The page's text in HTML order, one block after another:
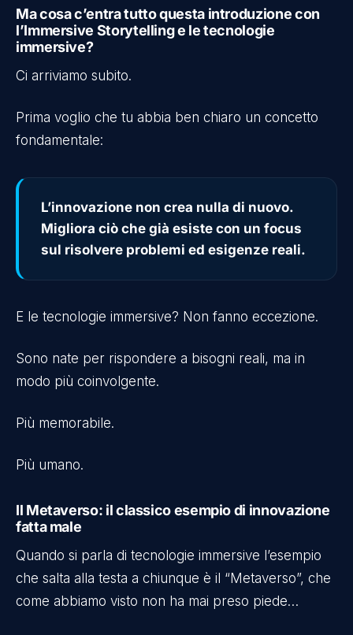
Ma cosa c’entra tutto questa introduzione con
l’Immersive Storytelling e le tecnologie
immersive?
Ci arriviamo subito.
Prima voglio che tu abbia ben chiaro un concetto
fondamentale:
L’innovazione non crea nulla di nuovo.
Migliora ciò che già esiste con un focus
sul risolvere problemi ed esigenze reali.
E le tecnologie immersive? Non fanno eccezione.
Sono nate per rispondere a bisogni reali, ma in
modo più coinvolgente.
Più memorabile.
Più umano.
Il Metaverso: il classico esempio di innovazione
fatta male
Quando si parla di tecnologie immersive l’esempio
che salta alla testa a chiunque è il “Metaverso”, che
come abbiamo visto non ha mai preso piede…